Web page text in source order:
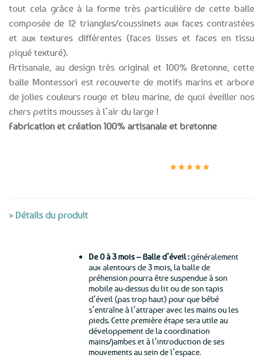
tout cela grâce à la forme très particulière de cette balle
composée de 12 triangles/coussinets aux faces contrastées
et aux textures différentes (faces lisses et faces en tissu
piqué texturé).
Artisanale, au design très original et 100% Bretonne, cette
balle Montessori est recouverte de motifs marins et arbore
de jolies couleurs rouge et bleu marine, de quoi éveiller nos
chers petits mousses à l’air du large !
Fabrication et création 100% artisanale et bretonne
★★★★★
> Détails du produit
De 0 à 3 mois – Balle d’éveil :généralement
aux alentours de 3 mois, la balle de
préhension pourra être suspendue à son
mobile au-dessus du lit ou de son tapis
d’éveil (pas trop haut) pour que bébé
s’entraîne à l’attraper avec les mains ou les
pieds. Cette première étape sera utile au
développement de la coordination
mains/jambes et à l’introduction de ses
mouvements au sein de l’espace.